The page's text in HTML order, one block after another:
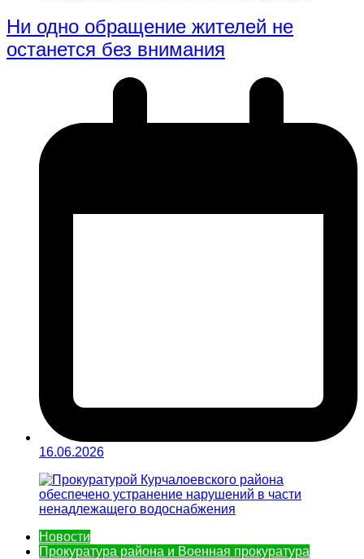
Ни одно обращение жителей не
останется без внимания
16.06.2026
Новости
Прокуратура района и Военная прокуратура